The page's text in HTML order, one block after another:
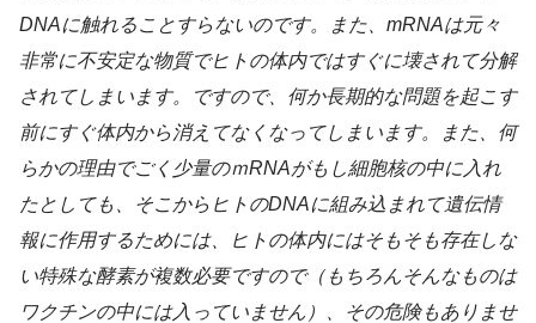
DNAに触れることすらないのです。また、mRNAは元々
非常に不安定な物質でヒトの体内ではすぐに壊されて分解
されてしまいます。ですので、何か長期的な問題を起こす
前にすぐ体内から消えてなくなってしまいます。また、何
らかの理由でごく少量のｍRNAがもし細胞核の中に入れ
たとしても、そこからヒトのDNAに組み込まれて遺伝情
報に作用するためには、ヒトの体内にはそもそも存在しな
い特殊な酵素が複数必要ですので（もちろんそんなものは
ワクチンの中には入っていません）、その危険もありませ